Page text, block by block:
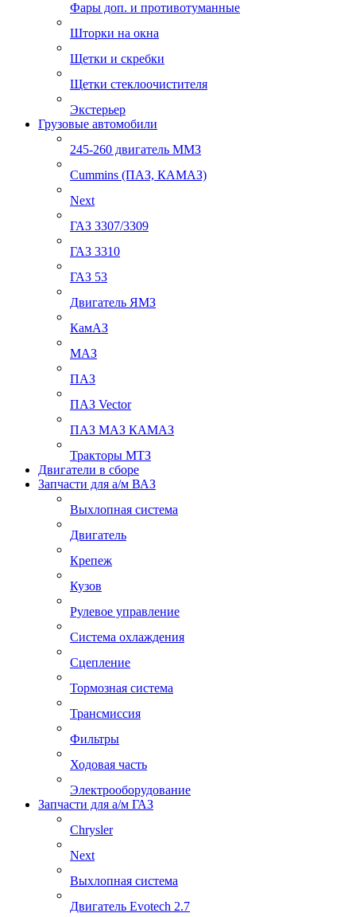
Фары доп. и противотуманные
Шторки на окна
Щетки и скребки
Щетки стеклоочистителя
Экстерьер
Грузовые автомобили
245-260 двигатель ММЗ
Cummins (ПАЗ, КАМАЗ)
Next
ГАЗ 3307/3309
ГАЗ 3310
ГАЗ 53
Двигатель ЯМЗ
КамАЗ
МАЗ
ПАЗ
ПАЗ Vector
ПАЗ МАЗ КАМАЗ
Тракторы МТЗ
Двигатели в сборе
Запчасти для а/м ВАЗ
Выхлопная система
Двигатель
Крепеж
Кузов
Рулевое управление
Система охлаждения
Сцепление
Тормозная система
Трансмиссия
Фильтры
Ходовая часть
Электрооборудование
Запчасти для а/м ГАЗ
Chrysler
Next
Выхлопная система
Двигатель Evotech 2.7